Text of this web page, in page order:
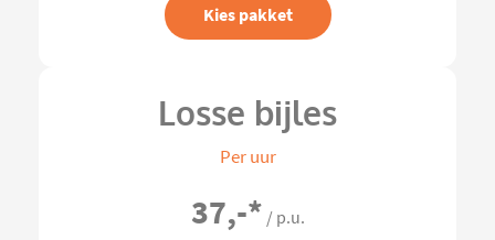
Kies pakket
Losse bijles
Per uur
37,-* / p.u.